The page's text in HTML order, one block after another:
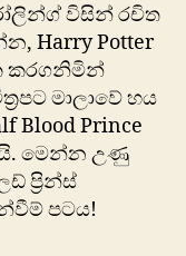
විසින් රචිත
Harry Potter
කරගනිමින්
මාලාවේ හය
Blood Prince
මෙන්න උණු
ප්‍රින්ස්
පටය!